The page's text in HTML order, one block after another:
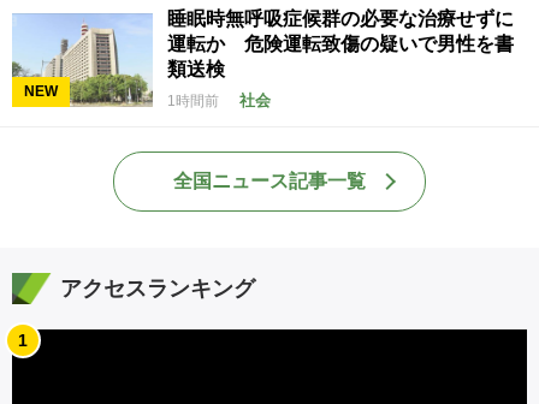
NEW
睡眠時無呼吸症候群の必要な治療せずに
運転か 危険運転致傷の疑いで男性を書
類送検
1時間前 社会
全国ニュース記事一覧
アクセスランキング
1